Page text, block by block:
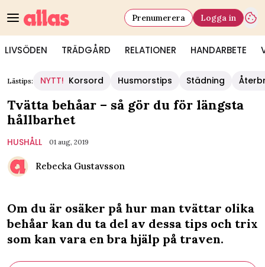
LIVSÖDEN TRÄDGÅRD RELATIONER HANDARBETE
Prenumerera Logga in
Lästips: NYTT! Korsord Husmorstips Städning
Tvätta behåar – så gör du för längsta
hållbarhet
HUSHÅLL 01 aug, 2019
Rebecka Gustavsson
Om du är osäker på hur man tvättar olika
behåar kan du ta del av dessa tips och trix
som kan vara en bra hjälp på traven.